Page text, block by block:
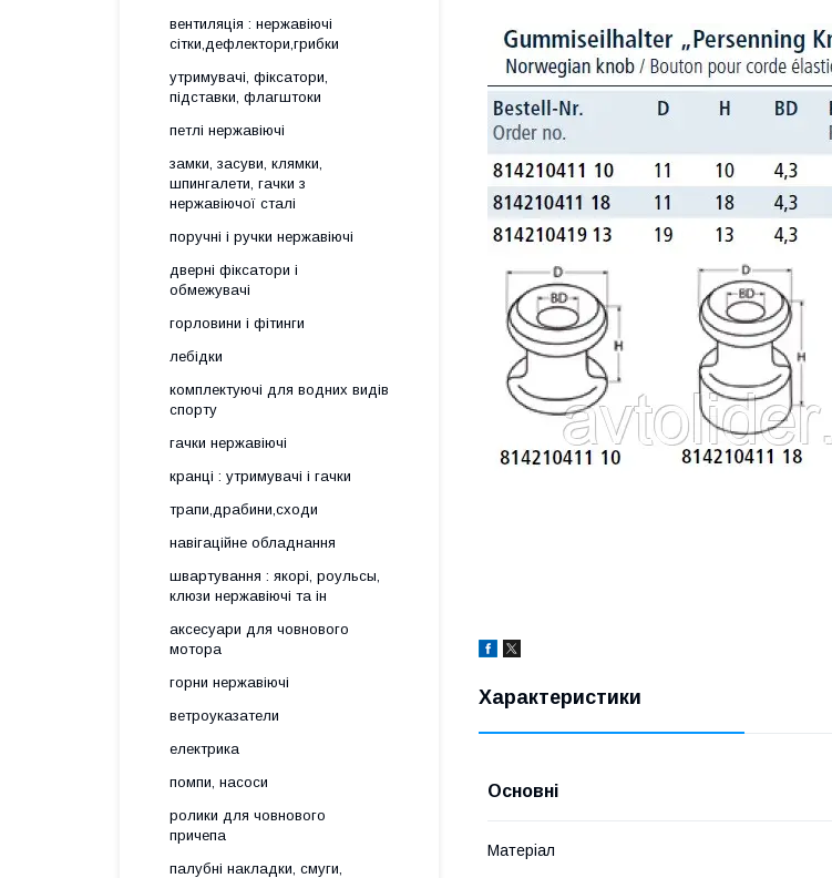
Характеристики
Основні
Матеріал
вентиляція : нержавіючі
сітки,дефлектори,грибки
утримувачі, фіксатори,
підставки, флагштоки
петлі нержавіючі
замки, засуви, клямки,
шпингалети, гачки з
нержавіючої сталі
поручні і ручки нержавіючі
дверні фіксатори і
обмежувачі
горловини і фітинги
лебідки
комплектуючі для водних видів
спорту
гачки нержавіючі
кранці : утримувачі і гачки
трапи,драбини,сходи
навігаційне обладнання
швартування : якорі, роульсы,
клюзи нержавіючі та ін
аксесуари для човнового
мотора
горни нержавіючі
ветроуказатели
електрика
помпи, насоси
ролики для човнового
причепа
палубні накладки, смуги,